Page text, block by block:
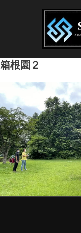
箱根園２